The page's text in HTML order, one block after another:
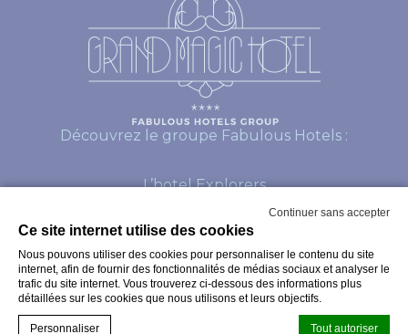
Continuer sans accepter
Ce site internet utilise des cookies
Nous pouvons utiliser des cookies pour personnaliser le contenu du site
internet, afin de fournir des fonctionnalités de médias sociaux et analyser le
trafic du site internet. Vous trouverez ci-dessous des informations plus
détaillées sur les cookies que nous utilisons et leurs objectifs.
Personnaliser Tout autoriser
Découvrez le groupe Fabulous Hotels :
L’hotel Explorers
L’hotel Dream Castle
© Copyright Grand Magic Hotel 2026